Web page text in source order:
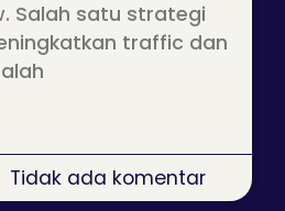
Salah satu strategi
traffic dan
Tidak ada komentar